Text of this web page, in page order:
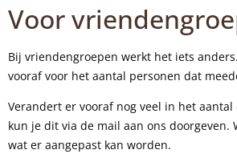
Voor
Bij vriendengroepen werkt het iets
vooraf voor het aantal personen dat
Verandert er vooraf nog veel in het aantal
kun je dit via de mail aan ons doorgeven.
wat er aangepast kan worden.